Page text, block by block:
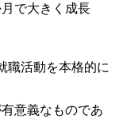
で大きく成長
職活動を本格的に
意義なものであ